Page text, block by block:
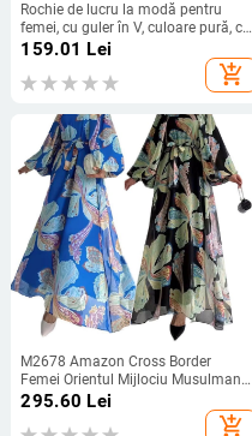
Rochie de lucru la modă pentru
femei, cu guler în V, culoare pură, cu
mâneci scurte și curea, lungime
transfrontalier european și
159.01 Lei
add_shopping_cart
M2678 Amazon Cross Border
Femei Orientul Mijlociu Musulmane
Șifon Flori Curea Lungă La Modă
295.60 Lei
add_shopping_cart